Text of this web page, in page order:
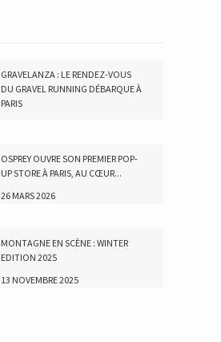
GRAVELANZA : LE RENDEZ-VOUS
DU GRAVEL RUNNING DÉBARQUE À
PARIS
OSPREY OUVRE SON PREMIER POP-
UP STORE À PARIS, AU CŒUR...
26 MARS 2026
MONTAGNE EN SCÈNE : WINTER
EDITION 2025
13 NOVEMBRE 2025